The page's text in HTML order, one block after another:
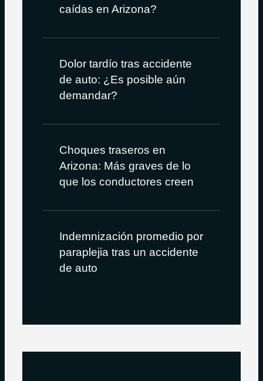
caídas en Arizona?
Dolor tardío tras accidente
de auto: ¿Es posible aún
demandar?
Choques traseros en
Arizona: Más graves de lo
que los conductores creen
Indemnización promedio por
paraplejia tras un accidente
de auto